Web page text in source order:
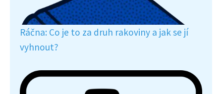
Ráčna: Co je to za druh rakoviny a jak se jí
vyhnout?